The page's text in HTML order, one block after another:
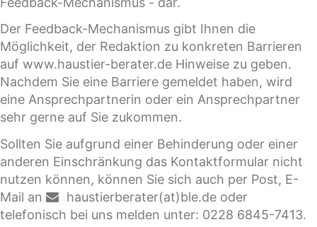
Der Feedback-Mechanismus gibt Ihnen die
Möglichkeit, der Redaktion zu konkreten Barrieren
auf www.haustier-berater.de Hinweise zu geben.
Nachdem Sie eine Barriere gemeldet haben, wird
eine Ansprechpartnerin oder ein Ansprechpartner
sehr gerne auf Sie zukommen.
Sollten Sie aufgrund einer Behinderung oder einer
anderen Einschränkung das Kontaktformular nicht
nutzen können, können Sie sich auch per Post, E-
Mail an
haustierberater(at)ble.deoder
telefonisch bei uns melden unter: 0228 6845-7413.